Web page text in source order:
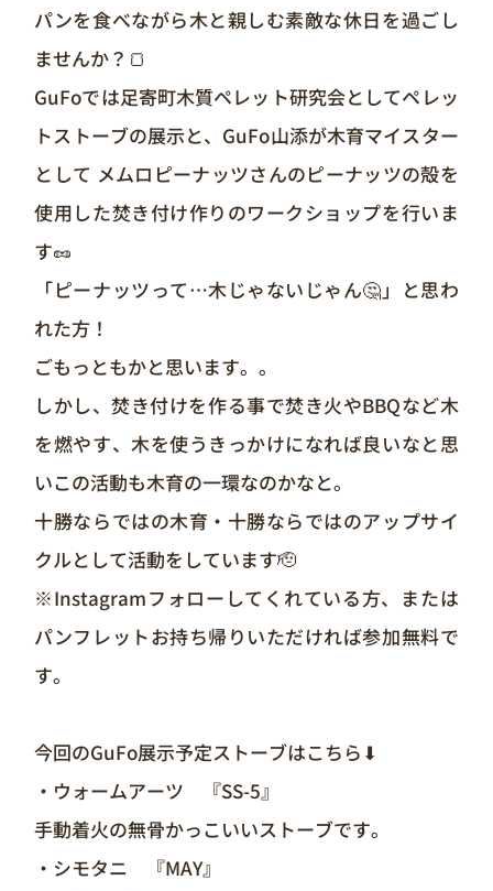
パンを食べながら木と親しむ素敵な休日を過ごし
ませんか？🍞
GuFoでは足寄町木質ペレット研究会としてペレッ
トストーブの展示と、GuFo山添が木育マイスター
として メムロピーナッツさんのピーナッツの殻を
使用した焚き付け作りのワークショップを行いま
す🥜
「ピーナッツって…木じゃないじゃん🤔」と思わ
れた方！
ごもっともかと思います。。
しかし、焚き付けを作る事で焚き火やBBQなど木
を燃やす、木を使うきっかけになれば良いなと思
いこの活動も木育の一環なのかなと。
十勝ならではの木育・十勝ならではのアップサイ
クルとして活動をしています🫡
※Instagramフォローしてくれている方、または
パンフレットお持ち帰りいただければ参加無料で
す。
今回のGuFo展示予定ストーブはこちら⬇
・ウォームアーツ 『SS-5』
手動着火の無骨かっこいいストーブです。
・シモタニ 『MAY』